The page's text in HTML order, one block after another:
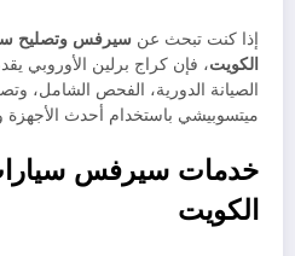
إذا كنت تبحث عن سيرفس وتصليح
الكويت، فإن كراج برلين الأوروبي
الصيانة الدورية، الفحص الشامل،
ميتسوبيشي باستخدام أحدث الأجهزة
خدمات سيرفس
الكويت